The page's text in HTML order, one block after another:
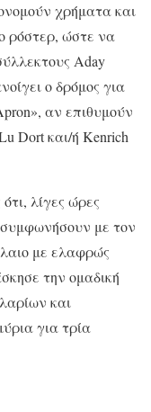
χρήματα και
ρόστερ, ώστε να
Aday
ο δρόμος για
αν επιθυμούν
Dort και/ή Kenrich
λίγες ώρες
με τον
με ελαφρώς
την ομαδική
και
για τρία